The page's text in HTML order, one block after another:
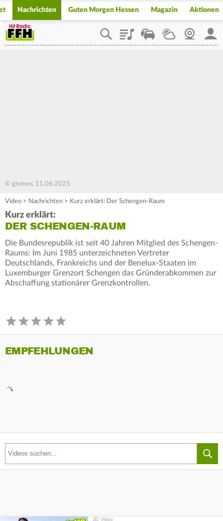
Nachrichten Guten Morgen Hessen Magazin Aktionen
PlaylistStaupilotWetterWebcam
© glomex, 11.06.2025
Video > Nachrichten > Kurz erklärt: Der Schengen-Raum
Kurz erklärt:
DER SCHENGEN-RAUM
Die Bundesrepublik ist seit 40 Jahren Mitglied des Schengen-
Raums: Im Juni 1985 unterzeichneten Vertreter
Deutschlands, Frankreichs und der Benelux-Staaten im
Luxemburger Grenzort Schengen das Gründerabkommen zur
Abschaffung stationärer Grenzkontrollen.
EMPFEHLUNGEN